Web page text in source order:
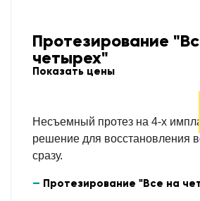
Протезирование
четырех"
Показать цены
Несъемный протез на 4-х
решение для восстановления
сразу.
Протезирование "Все на